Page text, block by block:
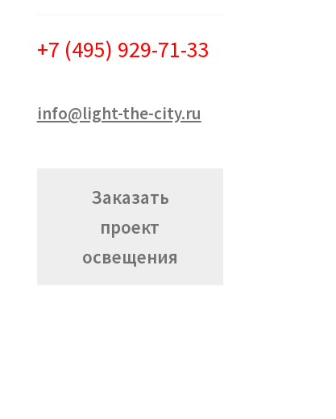
+7 (495) 929-71-33
info@light-the-city.ru
Заказать
проект
освещения